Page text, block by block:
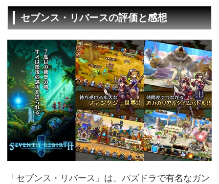
セブンス・リバースの評価と感想
「セブンス・リバース」は、パズドラで有名なガン